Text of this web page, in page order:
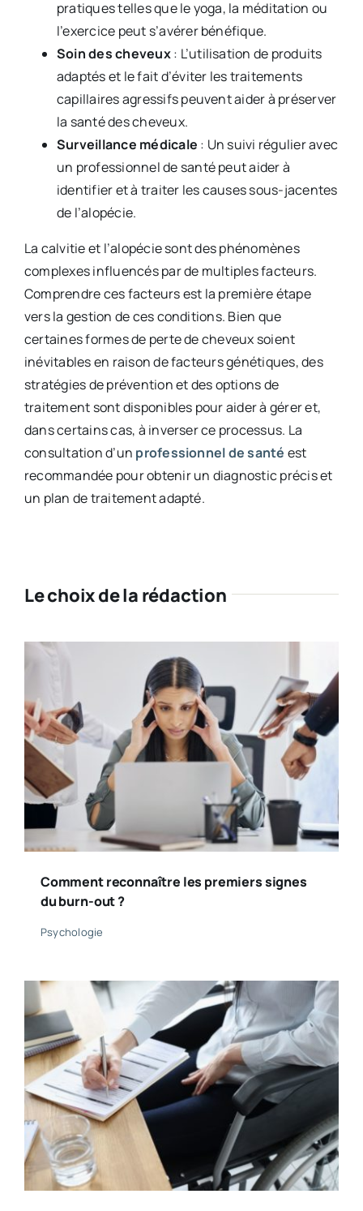
pratiques telles que le yoga, la méditation ou
l’exercice peut s’avérer bénéfique.
Soin des cheveux: L’utilisation de produits
adaptés et le fait d’éviter les traitements
capillaires agressifs peuvent aider à préserver
la santé des cheveux.
Surveillance médicale : Un suivi régulier avec
un professionnel de santé peut aider à
identifier et à traiter les causes sous-jacentes
de l’alopécie.
La calvitie et l’alopécie sont des phénomènes
complexes influencés par de multiples facteurs.
Comprendre ces facteurs est la première étape
vers la gestion de ces conditions. Bien que
certaines formes de perte de cheveux soient
inévitables en raison de facteurs génétiques, des
stratégies de prévention et des options de
traitement sont disponibles pour aider à gérer et,
dans certains cas, à inverser ce processus. La
consultation d’un professionnel de santé est
recommandée pour obtenir un diagnostic précis et
un plan de traitement adapté.
Le choix de la rédaction
Comment reconnaître les premiers signes
du burn-out ?
Psychologie